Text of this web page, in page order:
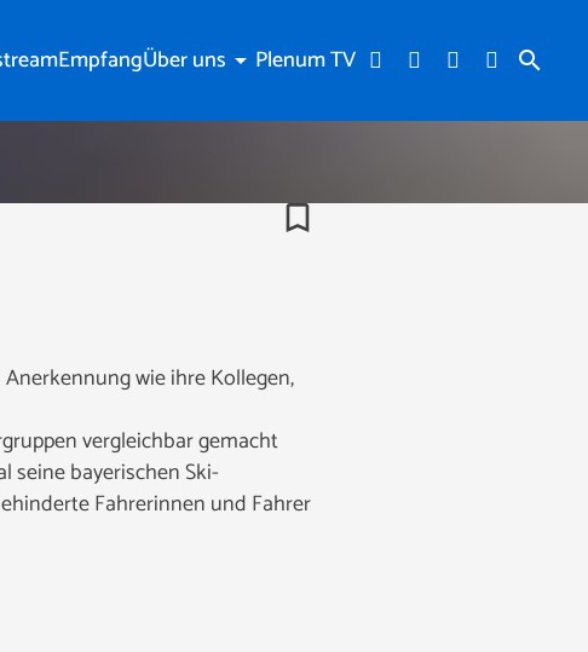
search
EmpfangÜber uns arrow_drop_down Plenum TV
bookmark_border
wie ihre Kollegen,
vergleichbar gemacht
seine bayerischen Ski-
Fahrerinnen und Fahrer